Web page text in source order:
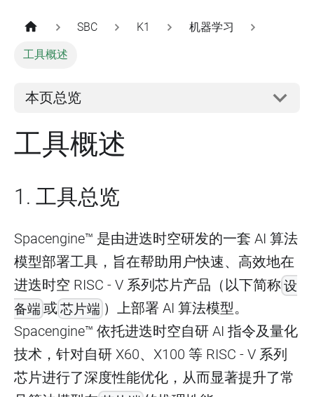
SBC K1 机器学习
工具概述
本页总览
工具概述
1. 工具总览
Spacengine™ 是由进迭时空研发的一套 AI 算法
模型部署工具，旨在帮助用户快速、高效地在
进迭时空 RISC - V 系列芯片产品（以下简称设
备端或芯片端 ）上部署 AI 算法模型。
Spacengine™ 依托进迭时空自研 AI 指令及量化
技术，针对自研 X60、X100 等 RISC - V 系列
芯片进行了深度性能优化，从而显著提升了常